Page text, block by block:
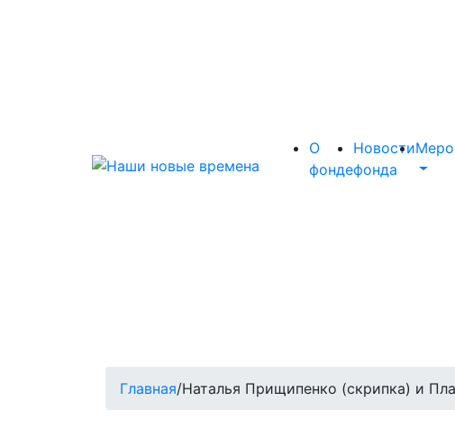
О
фонде
Новости
фонда
Главная/Наталья Прищипенко (скрипка) и